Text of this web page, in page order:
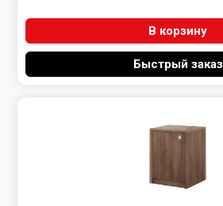
В корзину
Быстрый заказ